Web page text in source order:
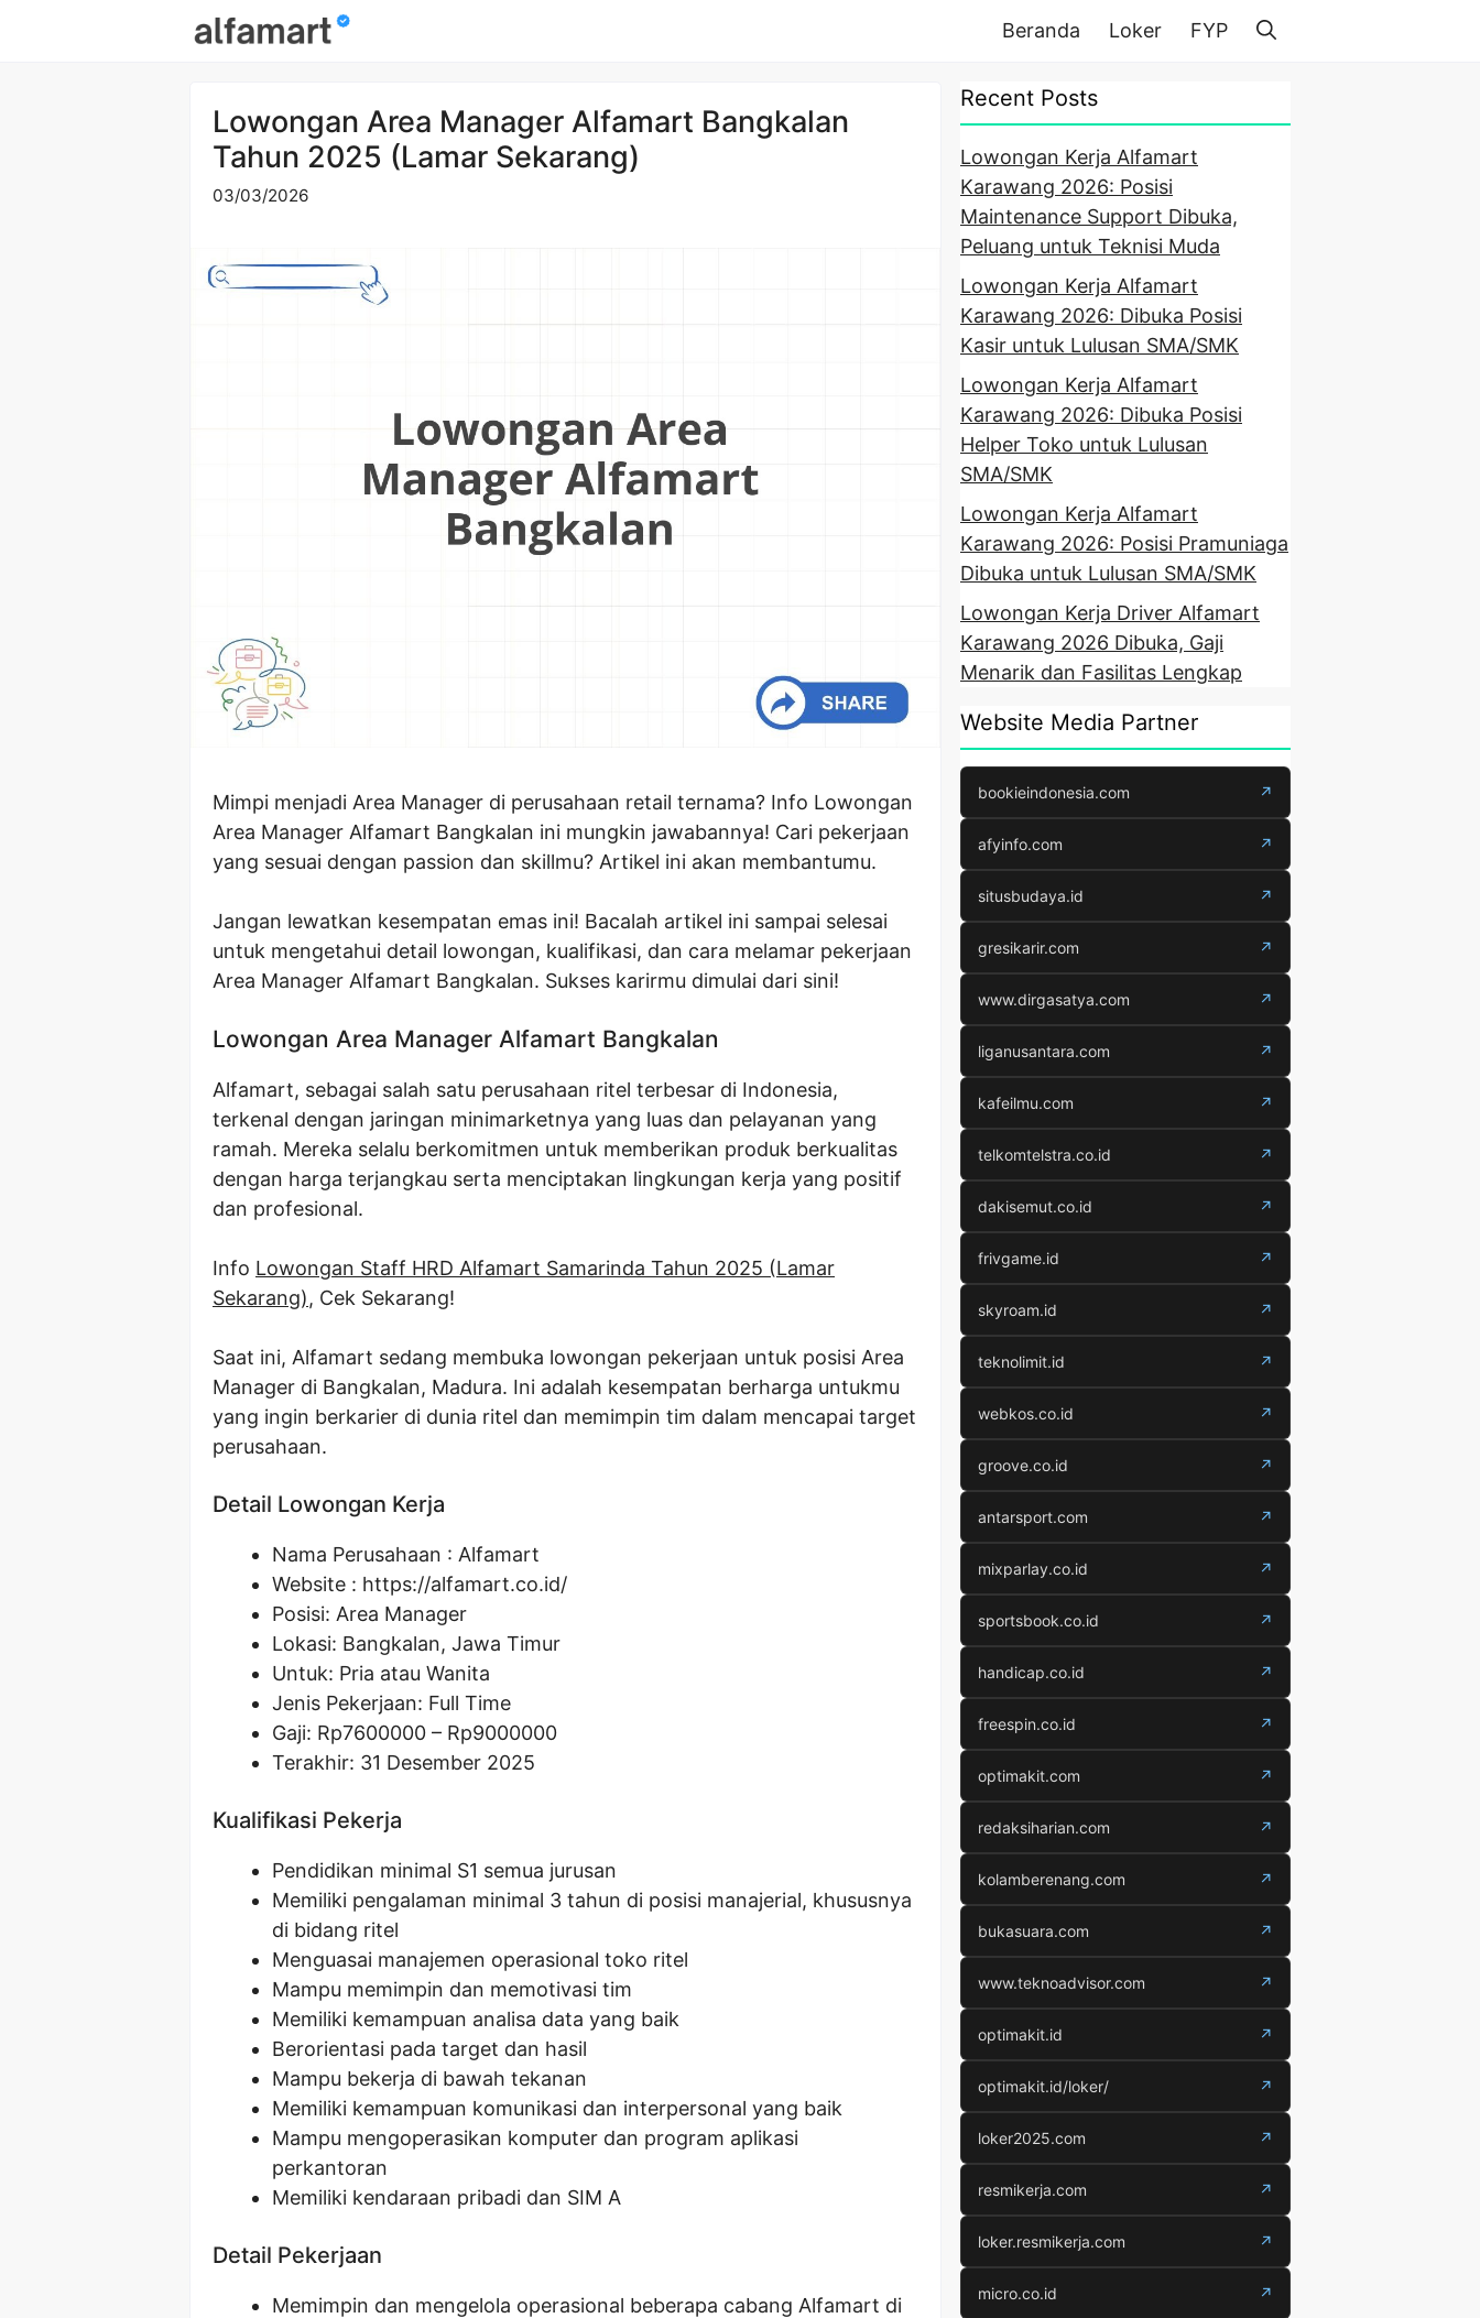
Beranda Loker FYP
Lowongan Area Manager Alfamart Bangkalan
Tahun 2025 (Lamar Sekarang)
03/03/2026
Mimpi menjadi Area Manager di perusahaan retail ternama? Info Lowongan
Area Manager Alfamart Bangkalan ini mungkin jawabannya! Cari pekerjaan
yang sesuai dengan passion dan skillmu? Artikel ini akan membantumu.
Jangan lewatkan kesempatan emas ini! Bacalah artikel ini sampai selesai
untuk mengetahui detail lowongan, kualifikasi, dan cara melamar pekerjaan
Area Manager Alfamart Bangkalan. Sukses karirmu dimulai dari sini!
Lowongan Area Manager Alfamart Bangkalan
Alfamart, sebagai salah satu perusahaan ritel terbesar di Indonesia,
terkenal dengan jaringan minimarketnya yang luas dan pelayanan yang
ramah. Mereka selalu berkomitmen untuk memberikan produk berkualitas
dengan harga terjangkau serta menciptakan lingkungan kerja yang positif
dan profesional.
Info Lowongan Staff HRD Alfamart Samarinda Tahun 2025 (Lamar
Sekarang), Cek Sekarang!
Saat ini, Alfamart sedang membuka lowongan pekerjaan untuk posisi Area
Manager di Bangkalan, Madura. Ini adalah kesempatan berharga untukmu
yang ingin berkarier di dunia ritel dan memimpin tim dalam mencapai target
perusahaan.
Detail Lowongan Kerja
Nama Perusahaan : Alfamart
Website : https://alfamart.co.id/
Posisi: Area Manager
Lokasi: Bangkalan, Jawa Timur
Untuk: Pria atau Wanita
Jenis Pekerjaan: Full Time
Gaji: Rp7600000 – Rp9000000
Terakhir: 31 Desember 2025
Kualifikasi Pekerja
Pendidikan minimal S1 semua jurusan
Memiliki pengalaman minimal 3 tahun di posisi manajerial, khususnya
di bidang ritel
Menguasai manajemen operasional toko ritel
Mampu memimpin dan memotivasi tim
Memiliki kemampuan analisa data yang baik
Berorientasi pada target dan hasil
Mampu bekerja di bawah tekanan
Memiliki kemampuan komunikasi dan interpersonal yang baik
Mampu mengoperasikan komputer dan program aplikasi
perkantoran
Memiliki kendaraan pribadi dan SIM A
Detail Pekerjaan
Memimpin dan mengelola operasional beberapa cabang Alfamart di
Recent Posts
Lowongan Kerja Alfamart
Karawang 2026: Posisi
Maintenance Support Dibuka,
Peluang untuk Teknisi Muda
Lowongan Kerja Alfamart
Karawang 2026: Dibuka Posisi
Kasir untuk Lulusan SMA/SMK
Lowongan Kerja Alfamart
Karawang 2026: Dibuka Posisi
Helper Toko untuk Lulusan
SMA/SMK
Lowongan Kerja Alfamart
Karawang 2026: Posisi Pramuniaga
Dibuka untuk Lulusan SMA/SMK
Lowongan Kerja Driver Alfamart
Karawang 2026 Dibuka, Gaji
Menarik dan Fasilitas Lengkap
Website Media Partner
bookieindonesia.com ↗
afyinfo.com ↗
situsbudaya.id ↗
gresikarir.com ↗
www.dirgasatya.com ↗
liganusantara.com ↗
kafeilmu.com ↗
telkomtelstra.co.id ↗
dakisemut.co.id ↗
frivgame.id ↗
skyroam.id ↗
teknolimit.id ↗
webkos.co.id ↗
groove.co.id ↗
antarsport.com ↗
mixparlay.co.id ↗
sportsbook.co.id ↗
handicap.co.id ↗
freespin.co.id ↗
optimakit.com ↗
redaksiharian.com ↗
kolamberenang.com ↗
bukasuara.com ↗
www.teknoadvisor.com ↗
optimakit.id ↗
optimakit.id/loker/ ↗
loker2025.com ↗
resmikerja.com ↗
loker.resmikerja.com ↗
micro.co.id ↗